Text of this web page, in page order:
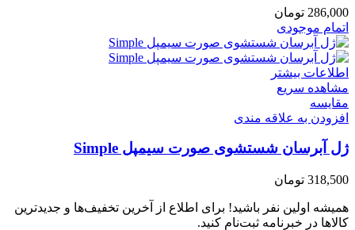
286,000 تومان
اتمام موجودی
اطلاعات بیشتر
مشاهده سریع
مقایسه
افزودن به علاقه مندی
ژل آبرسان شستشوی صورت سیمپل Simple
318,500 تومان
همیشه اولین نفر باشید! برای اطلاع از آخرین تخفیف‌ها و جدیدترین
کالاها در خبرنامه ثبت‌نام کنید.